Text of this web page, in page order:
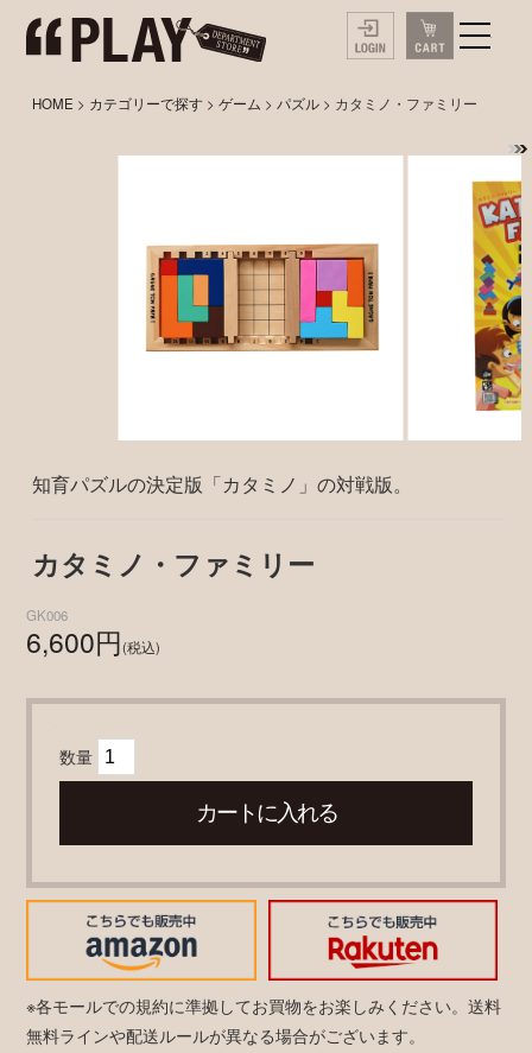
HOME > カテゴリーで探す >ゲーム > パズル > カタミノ・ファミリー
知育パズルの決定版「カタミノ」の対戦版。
カタミノ・ファミリー
GK006
6,600円(税込)
数量
※各モールでの規約に準拠してお買物をお楽しみください。送料
無料ラインや配送ルールが異なる場合がございます。